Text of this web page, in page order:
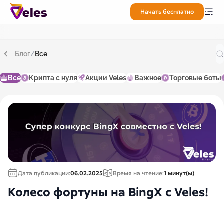
Начать бесплатно
Блог/Все
Все Крипта с нуля Акции Veles Важное Торговые боты
Дата публикации:06.02.2025 Время на чтение:1 минут(ы)
Колесо фортуны на BingX с Veles!